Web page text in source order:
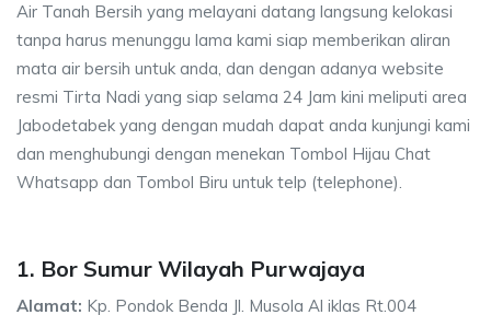
Air Tanah Bersih yang melayani datang langsung kelokasi
tanpa harus menunggu lama kami siap memberikan aliran
mata air bersih untuk anda, dan dengan adanya website
resmi Tirta Nadi yang siap selama 24 Jam kini meliputi area
Jabodetabek yang dengan mudah dapat anda kunjungi kami
dan menghubungi dengan menekan Tombol Hijau Chat
Whatsapp dan Tombol Biru untuk telp (telephone).
1. Bor Sumur Wilayah Purwajaya
Alamat: Kp. Pondok Benda Jl. Musola Al iklas Rt.004